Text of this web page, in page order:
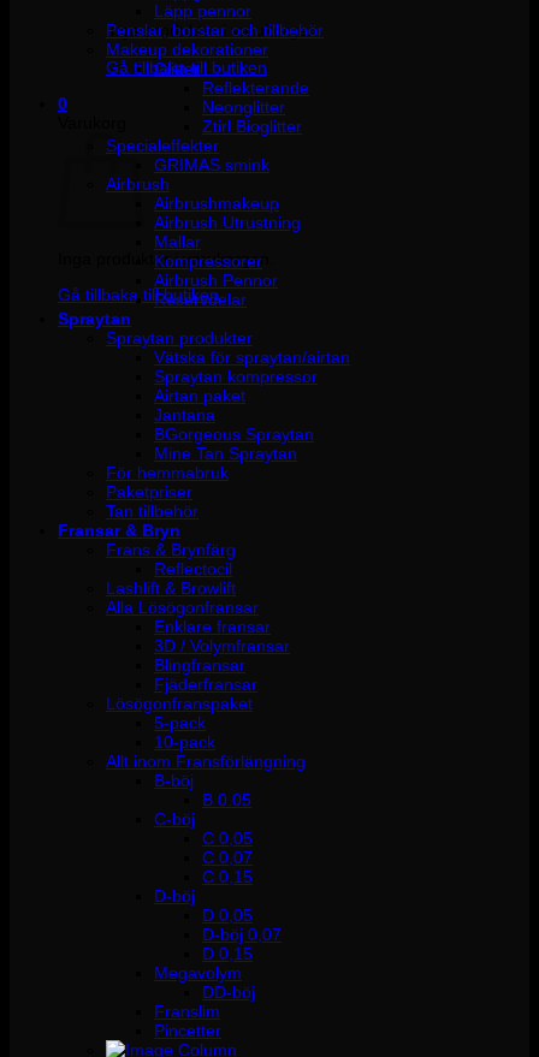
Inga produkter i varukorgen.
Gå tillbaka till butiken
0
Inga produkter i varukorgen.
Gå tillbaka till butiken
Läpp pennor
Penslar, borstar och tillbehör
Makeup dekorationer
Glitter
Reflekterande
Neonglitter
Ztirl Bioglitter
Specialeffekter
GRIMAS smink
Airbrush
Airbrushmakeup
Airbrush Utrustning
Mallar
Kompressorer
Airbrush Pennor
Reservdelar
Spraytan
Spraytan produkter
Vätska för spraytan/airtan
Spraytan kompressor
Airtan paket
Jantana
BGorgeous Spraytan
Mine Tan Spraytan
För hemmabruk
Paketpriser
Tan tillbehör
Fransar & Bryn
Frans & Brynfärg
Reflectocil
Lashlift & Browlift
Alla Lösögonfransar
Enklare fransar
3D / Volymfransar
Blingfransar
Fjäderfransar
Lösögonfranspaket
5-pack
10-pack
Allt inom Fransförlängning
B-böj
B 0.05
C-böj
C 0,05
C 0,07
C 0,15
D-böj
D 0,05
D-böj 0,07
D 0,15
Megavolym
DD-böj
Franslim
Pincetter